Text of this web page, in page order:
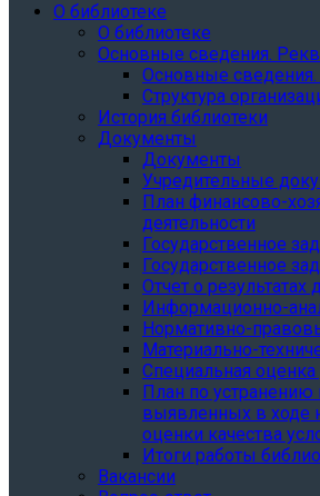
О библиотеке
О библиотеке
Основные сведения.
Основные
Структура
История библиотеки
Документы
Документы
Учредительные
План финансово-
деятельности
Государственное
Государственное
Отчет о результатах
Информационно-
Нормативно-
Материально-
Специальная оценка
План по устранению
выявленных в ходе
оценки качества
Итоги работы
Вакансии